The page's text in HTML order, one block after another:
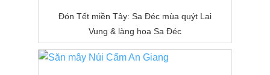
Đón Tết miền Tây: Sa Đéc mùa quýt Lai
Vung & làng hoa Sa Đéc